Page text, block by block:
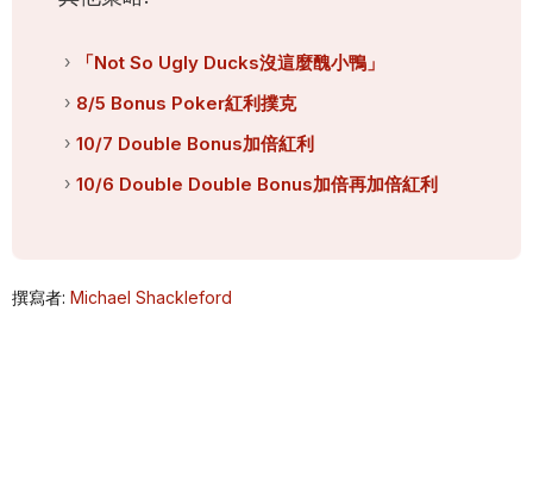
「Not So Ugly Ducks沒這麼醜小鴨」
8/5 Bonus Poker紅利撲克
10/7 Double Bonus加倍紅利
10/6 Double Double Bonus加倍再加倍紅利
撰寫者: Michael Shackleford